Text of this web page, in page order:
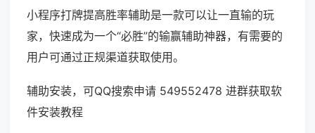
小程序打牌提高胜率辅助是一款可以让一直输的玩
家，快速成为一个“必胜”的输赢辅助神器，有需要的
用户可通过正规渠道获取使用。
辅助安装，可QQ搜索申请 549552478 进群获取软
件安装教程